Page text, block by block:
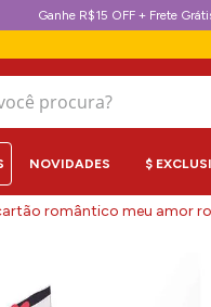
Ganhe R$15 OFF + Frete
procura?
NOVIDADES $
romântico meu amor